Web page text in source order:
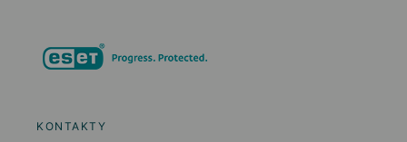
KONTAKTY